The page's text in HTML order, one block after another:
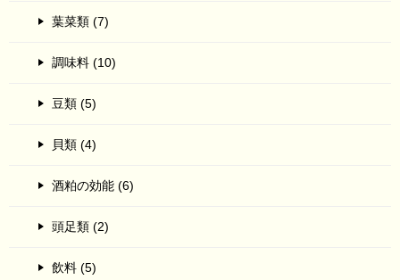
葉菜類 (7)
調味料 (10)
豆類 (5)
貝類 (4)
酒粕の効能 (6)
頭足類 (2)
飲料 (5)